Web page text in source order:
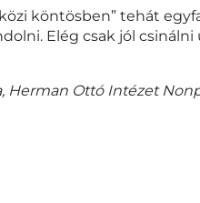
köntösben” tehát
Elég csak jól
Herman Ottó Intézet